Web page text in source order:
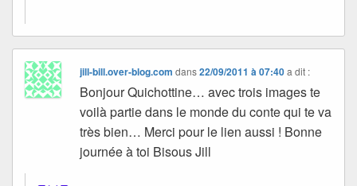
jill-bill.over-blog.com dans22/09/2011 à 07:40 a dit :
Bonjour Quichottine… avec trois images te
voilà partie dans le monde du conte qui te va
très bien… Merci pour le lien aussi ! Bonne
journée à toi Bisous Jill